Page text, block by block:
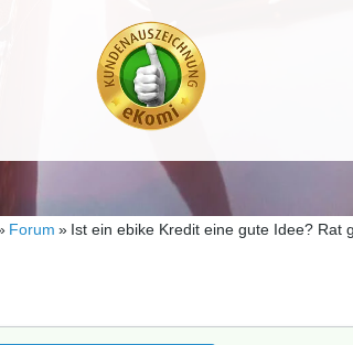
Forum Ist ein ebike Kredit eine gute Idee? Rat